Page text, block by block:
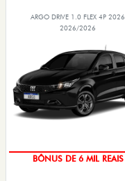
ARGO DRIVE 1.0 FLEX 4P 2026
2026/2026
BÔNUS DE 6 MIL REAIS